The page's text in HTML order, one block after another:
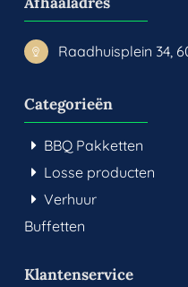
Raadhuisplein 34,
Categorieën
BBQ Pakketten
Losse producten
Verhuur
Buffetten
Klantenservice